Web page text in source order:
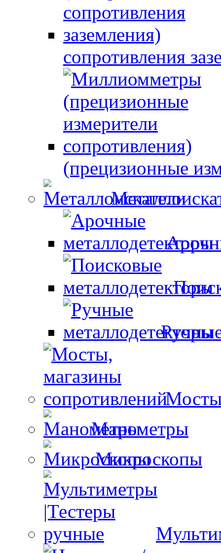
сопротивления
(прецизионные
Манометры
Микроскопы